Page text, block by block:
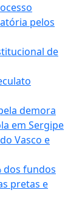
pelos
de
demora
em Sergipe
Vasco e
dos fundos
pretas e